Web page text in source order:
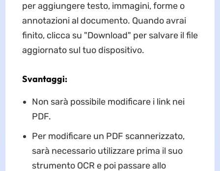
per aggiungere testo, immagini, forme o
annotazioni al documento. Quando avrai
finito, clicca su "Download" per salvare il file
aggiornato sul tuo dispositivo.
Svantaggi:
Non sarà possibile modificare i link nei
PDF.
Per modificare un PDF scannerizzato,
sarà necessario utilizzare prima il suo
strumento OCR e poi passare allo